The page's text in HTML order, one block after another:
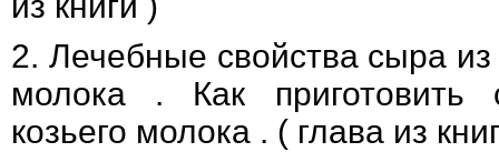
2. Лечебные свойства сыра из
молока . Как приготовить
козьего молока . ( глава из